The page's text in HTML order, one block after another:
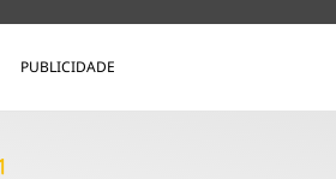
PUBLICIDADE